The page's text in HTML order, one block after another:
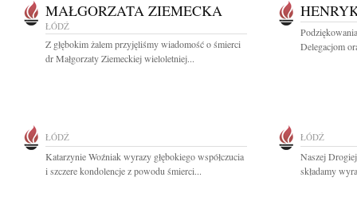
MAŁGORZATA ZIEMECKA
ŁÓDŹ
Z głębokim żalem przyjęliśmy wiadomość o śmierci
dr Małgorzaty Ziemeckiej wieloletniej...
Delegacjom
ŁÓDŹ
Katarzynie Woźniak wyrazy głębokiego współczucia
i szczere kondolencje z powodu śmierci...
ŁÓDŹ
Naszej
składamy